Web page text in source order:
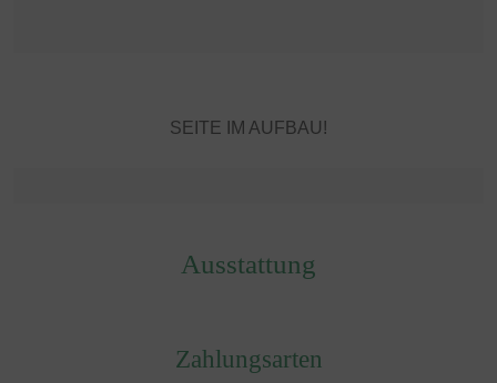
SEITE IM AUFBAU!
Ausstattung
Zahlungsarten